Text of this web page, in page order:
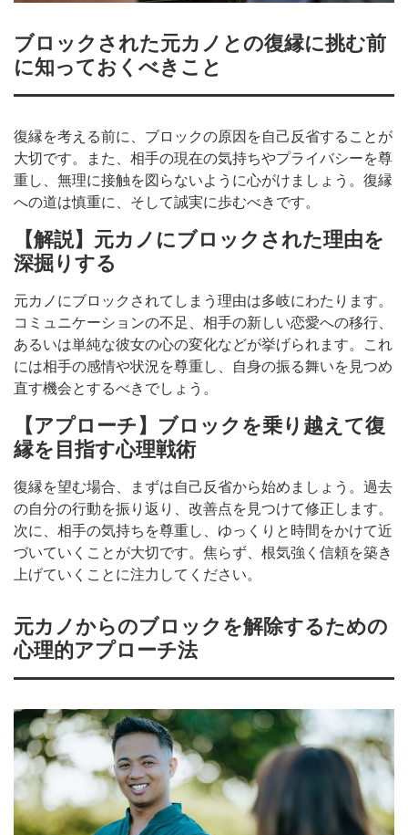
ブロックされた元カノとの復縁に挑む前
に知っておくべきこと
復縁を考える前に、ブロックの原因を自己反省することが
大切です。また、相手の現在の気持ちやプライバシーを尊
重し、無理に接触を図らないように心がけましょう。復縁
への道は慎重に、そして誠実に歩むべきです。
【解説】元カノにブロックされた理由を
深掘りする
元カノにブロックされてしまう理由は多岐にわたります。
コミュニケーションの不足、相手の新しい恋愛への移行、
あるいは単純な彼女の心の変化などが挙げられます。これ
には相手の感情や状況を尊重し、自身の振る舞いを見つめ
直す機会とするべきでしょう。
【アプローチ】ブロックを乗り越えて復
縁を目指す心理戦術
復縁を望む場合、まずは自己反省から始めましょう。過去
の自分の行動を振り返り、改善点を見つけて修正します。
次に、相手の気持ちを尊重し、ゆっくりと時間をかけて近
づいていくことが大切です。焦らず、根気強く信頼を築き
上げていくことに注力してください。
元カノからのブロックを解除するための
心理的アプローチ法